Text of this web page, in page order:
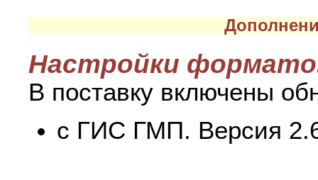
Настройки
В поставку включены
с ГИС ГМП. Версия